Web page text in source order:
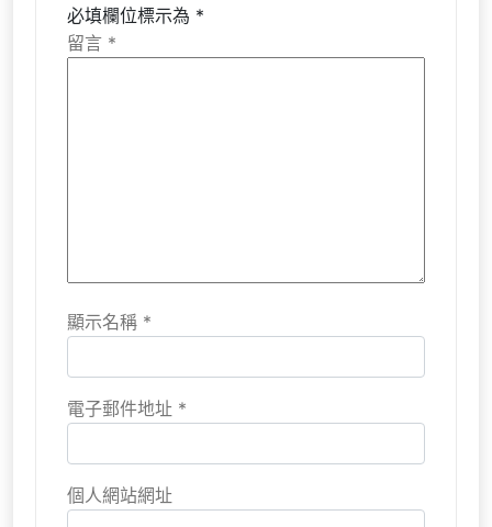
必填欄位標示為 *
留言 *
顯示名稱 *
電子郵件地址 *
個人網站網址